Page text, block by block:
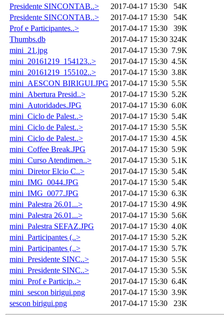
Presidente SINCONTAB..>
2017-04-17 15:30
54K
Presidente SINCONTAB..>
2017-04-17 15:30
54K
Prof e Participantes..>
2017-04-17 15:30
39K
Thumbs.db
2017-04-17 15:30 324K
mini_21.jpg
2017-04-17 15:30 7.9K
mini_20161219_154123..>
2017-04-17 15:30 4.5K
mini_20161219_155102..>
2017-04-17 15:30 3.8K
mini_AESCON BIRIGUI.JPG 2017-04-17 15:30 5.5K
mini_Abertura Presid..>
2017-04-17 15:30 5.2K
mini_Autoridades.JPG
2017-04-17 15:30 6.0K
mini_Ciclo de Palest..>
2017-04-17 15:30 5.4K
mini_Ciclo de Palest..>
2017-04-17 15:30 5.5K
mini_Ciclo de Palest..>
2017-04-17 15:30 4.5K
mini_Coffee Break.JPG
2017-04-17 15:30 5.9K
mini_Curso Atendimen..>
2017-04-17 15:30 5.1K
mini_Diretor Elcio C..>
2017-04-17 15:30 5.4K
mini_IMG_0044.JPG
2017-04-17 15:30 5.4K
mini_IMG_0077.JPG
2017-04-17 15:30 6.3K
mini_Palestra 26.01...>
2017-04-17 15:30 4.9K
mini_Palestra 26.01...>
2017-04-17 15:30 5.6K
mini_Palestra SEFAZ.JPG
2017-04-17 15:30 4.0K
mini_Participantes (..>
2017-04-17 15:30 5.2K
mini_Participantes (..>
2017-04-17 15:30 5.7K
mini_Presidente SINC..>
2017-04-17 15:30 5.5K
mini_Presidente SINC..>
2017-04-17 15:30 5.5K
mini_Prof e Particip..>
2017-04-17 15:30 6.4K
mini_sescon birigui.png
2017-04-17 15:30 3.9K
sescon birigui.png
2017-04-17 15:30 23K